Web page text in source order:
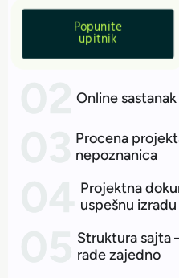
Popunite
upitnik
Online
Procena
nepoznanica
Projektna
uspešnu
Struktura sajta
rade zajedno